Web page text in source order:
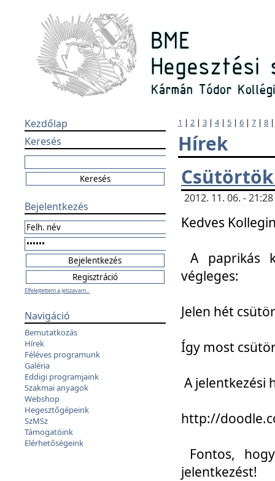
Kezdőlap
Keresés
Bejelentkezés
Elfelejtettem a jelszavam...
Navigáció
Bemutatkozás
Hírek
Féléves programunk
Galéria
Eddigi programjaink
Szakmai anyagok
Webshop
Hegesztőgépeink
SzMSz
Támogatóink
Elérhetőségeink
1 | 2 | 3 | 4| 5 | 6 | 7 | 8
Hírek
2012. 11. 06. -
Kedves
A paprikás
végleges:
Jelen hét
Így most
A jelentkezési
http://
Fontos,
jelentkezést!